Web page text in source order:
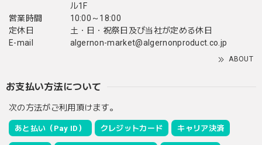
ル1F
営業時間
10:00～18:00
定休日
土・日・祝祭日及び当社が定める休日
E-mail
algernon-market@algernonproduct.co.jp
ABOUT
お支払い方法について
次の方法がご利用頂けます。
あと払い（Pay ID） クレジットカード キャリア決済